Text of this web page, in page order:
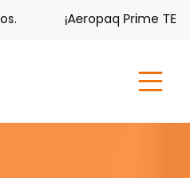
¡Aeropaq Prime TE DA